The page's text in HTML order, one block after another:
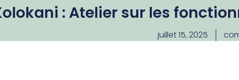
: Atelier sur les
juillet 15, 2025